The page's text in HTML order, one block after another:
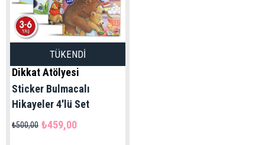
TÜKENDI
Dikkat Atölyesi
Sticker Bulmacalı
Hikayeler 4'lü Set
₺459,00
₺500,00